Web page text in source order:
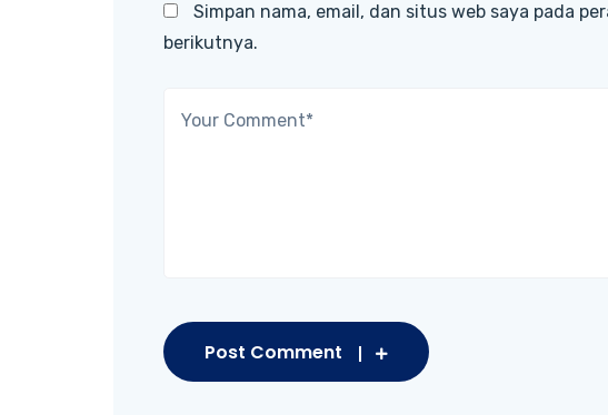
Simpan nama, email, dan situs web saya pada
berikutnya.
Post Comment